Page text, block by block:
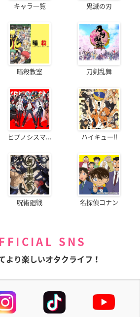
キャラ一覧 鬼滅の刃
暗殺教室 刀剣乱舞
ヒプノシスマ... ハイキュー!!
呪術廻戦 名探偵コナン
SNS
より楽しいオタクライフ！